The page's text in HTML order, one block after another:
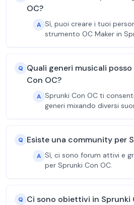
OC?
A Sì, puoi creare i tuoi
strumento OC Maker in
Q Quali generi musicali
Con OC?
A Sprunki Con OC ti
generi mixando diversi
Q Esiste una community per
A Sì, ci sono forum attivi e
per Sprunki Con OC.
Q Ci sono obiettivi in Sprunki